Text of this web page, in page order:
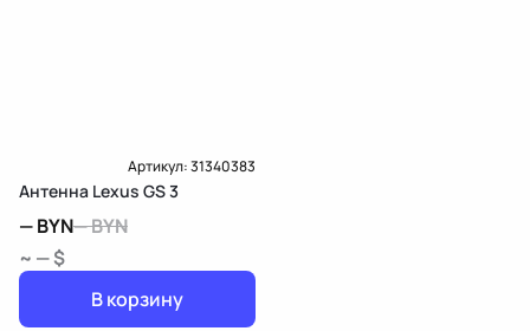
Артикул:31340383
Антенна Lexus GS 3
—BYN—BYN
~ — $
В корзину